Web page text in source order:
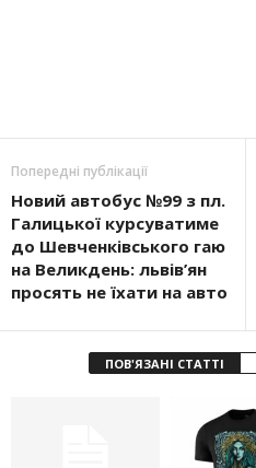
Попередні публікації
Новий автобус №99 з пл.
Галицької курсуватиме
до Шевченківського гаю
на Великдень: львів’ян
просять не їхати на авто
ПОВ'ЯЗАНІ СТАТТІ